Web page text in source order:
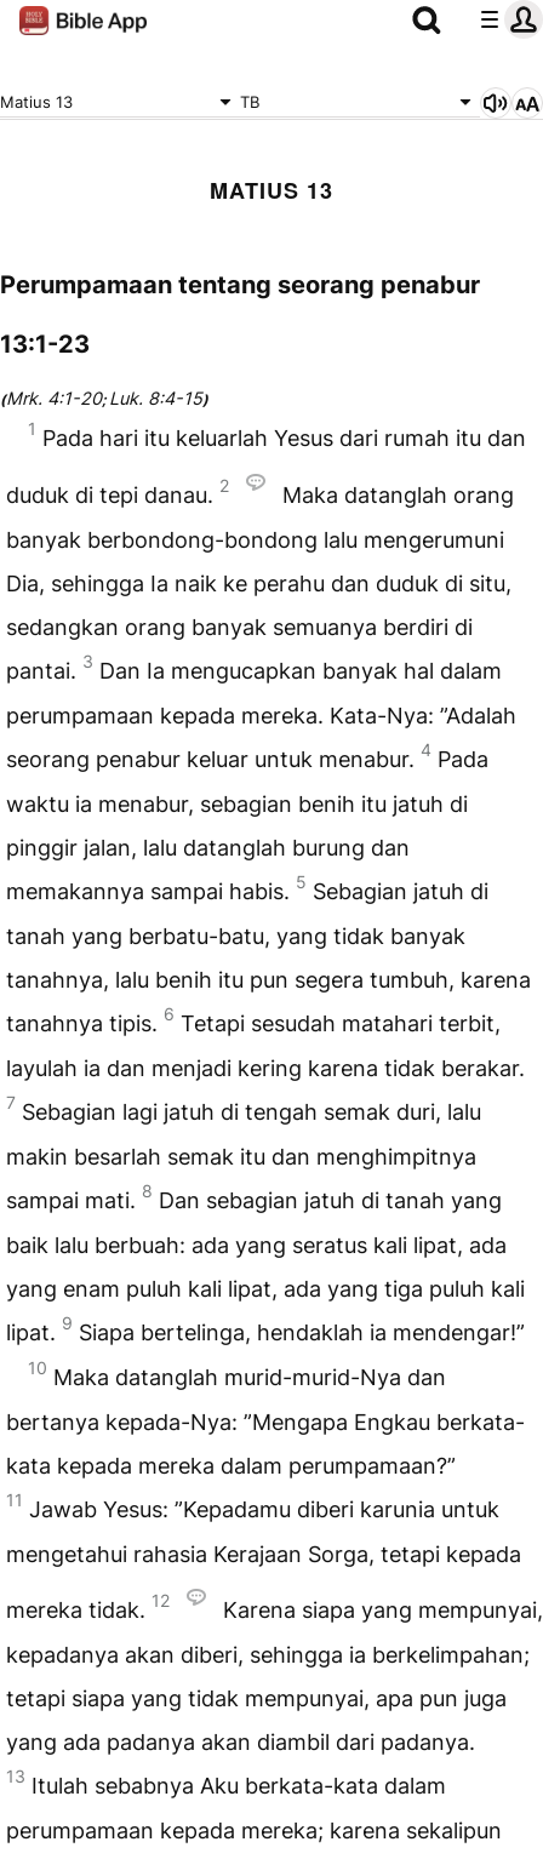
Matius 13 TB
MATIUS 13
Perumpamaan tentang seorang penabur
13:1-23
(Mrk. 4:1-20;Luk. 8:4-15)
1 Pada hari itu keluarlah Yesus dari rumah itu dan
duduk di tepi danau. 2
Maka datanglah orang
banyak berbondong-bondong lalu mengerumuni
Dia, sehingga Ia naik ke perahu dan duduk di situ,
sedangkan orang banyak semuanya berdiri di
pantai. 3 Dan Ia mengucapkan banyak hal dalam
perumpamaan kepada mereka. Kata-Nya: ”Adalah
seorang penabur keluar untuk menabur. 4 Pada
waktu ia menabur, sebagian benih itu jatuh di
pinggir jalan, lalu datanglah burung dan
memakannya sampai habis. 5 Sebagian jatuh di
tanah yang berbatu-batu, yang tidak banyak
tanahnya, lalu benih itu pun segera tumbuh, karena
tanahnya tipis. 6 Tetapi sesudah matahari terbit,
layulah ia dan menjadi kering karena tidak berakar.
7 Sebagian lagi jatuh di tengah semak duri, lalu
makin besarlah semak itu dan menghimpitnya
sampai mati. 8 Dan sebagian jatuh di tanah yang
baik lalu berbuah: ada yang seratus kali lipat, ada
yang enam puluh kali lipat, ada yang tiga puluh kali
lipat. 9 Siapa bertelinga, hendaklah ia mendengar!”
10 Maka datanglah murid-murid-Nya dan
bertanya kepada-Nya: ”Mengapa Engkau berkata-
kata kepada mereka dalam perumpamaan?”
11 Jawab Yesus: ”Kepadamu diberi karunia untuk
mengetahui rahasia Kerajaan Sorga, tetapi kepada
mereka tidak. 12
Karena siapa yang mempunyai,
kepadanya akan diberi, sehingga ia berkelimpahan;
tetapi siapa yang tidak mempunyai, apa pun juga
yang ada padanya akan diambil dari padanya.
13 Itulah sebabnya Aku berkata-kata dalam
perumpamaan kepada mereka; karena sekalipun